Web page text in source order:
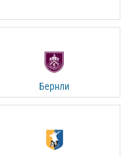
Бернли